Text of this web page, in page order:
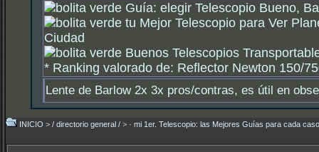
Guía: elegir Telescopio Bueno,
tu Mejor Telescopio para Ver
Ciudad
Buenos Telescopios
* Ranking valorado de: Reflector Newton 150/
Lente de Barlow 2x 3x pros/contras, es útil en
INICIO > / directorio general / > · mi 1er. Telescopio: las Mejores Guías para cada